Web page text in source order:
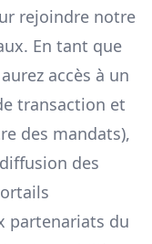
rejoindre notre
. En tant que
accès à un
transaction et
des mandats),
des
partenariats du